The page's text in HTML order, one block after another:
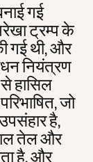
गई
ट्रम्प के
गई थी, और
नियंत्रण
हासिल
जो
है,
तेल और
है, और